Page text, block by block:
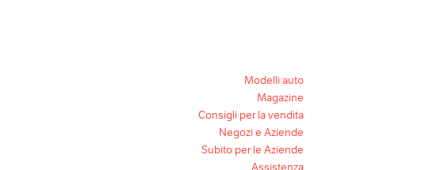
Modelli auto
Magazine
Consigli per la vendita
Negozi e Aziende
Subito per le Aziende
Assistenza